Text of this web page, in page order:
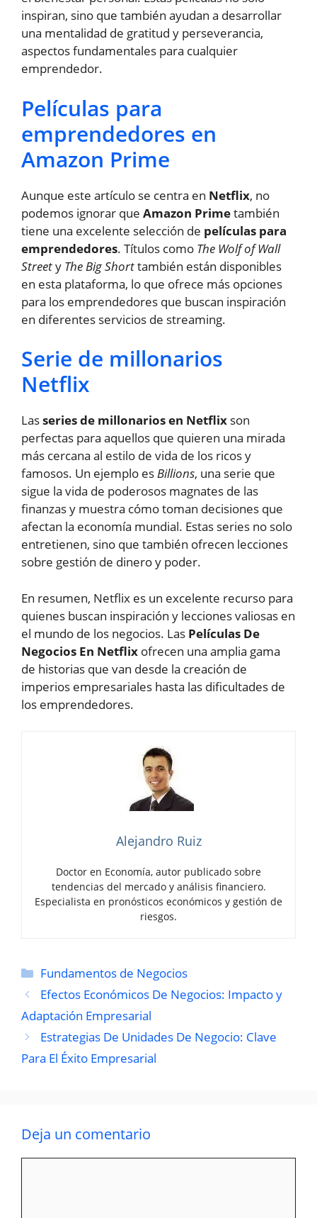
inspiran, sino que también ayudan a desarrollar
una mentalidad de gratitud y perseverancia,
aspectos fundamentales para cualquier
emprendedor.
Películas para
emprendedores en
Amazon Prime
Aunque este artículo se centra en Netflix, no
podemos ignorar que Amazon Primetambién
tiene una excelente selección de películas para
emprendedores. Títulos como The Wolf of Wall
Streety The Big Shorttambién están disponibles
en esta plataforma, lo que ofrece más opciones
para los emprendedores que buscan inspiración
en diferentes servicios de streaming.
Serie de millonarios
Netflix
Lasseries de millonarios en Netflix son
perfectas para aquellos que quieren una mirada
más cercana al estilo de vida de los ricos y
famosos. Un ejemplo esBillions, una serie que
sigue la vida de poderosos magnates de las
finanzas y muestra cómo toman decisiones que
afectan la economía mundial. Estas series no solo
entretienen, sino que también ofrecen lecciones
sobre gestión de dinero y poder.
En resumen, Netflix es un excelente recurso para
quienes buscan inspiración y lecciones valiosas en
el mundo de los negocios. Las Películas De
Negocios En Netflix ofrecen una amplia gama
de historias que van desde la creación de
imperios empresariales hasta las dificultades de
los emprendedores.
Alejandro Ruiz
Doctor en Economía, autor publicado sobre
tendencias del mercado y análisis financiero.
Especialista en pronósticos económicos y gestión de
riesgos.
Categorías
Fundamentos de Negocios
Efectos Económicos De Negocios: Impacto y
Adaptación Empresarial
Estrategias De Unidades De Negocio: Clave
Para El Éxito Empresarial
Deja un comentario